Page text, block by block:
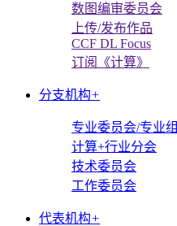
数图编审委员会
上传/发布作品
CCF DL Focus
订阅《计算》
分支机构+
专业委员会/专业组
计算+行业分会
技术委员会
工作委员会
代表机构+